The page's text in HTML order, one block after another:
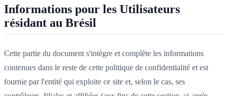
Informations pour les Utilisateurs
résidant au Brésil
Cette partie du document s'intègre et complète les informations
contenues dans le reste de cette politique de confidentialité et est
fournie par l'entité qui exploite ce site et, selon le cas, ses